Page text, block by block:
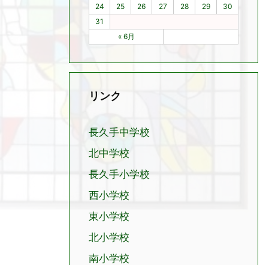
24
25 26 27 28 29
30
31
« 6月
リンク
長久手中学校
北中学校
長久手小学校
西小学校
東小学校
北小学校
南小学校